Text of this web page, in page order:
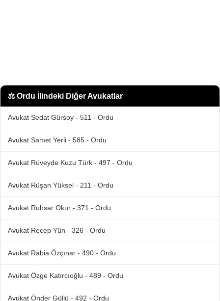
⚖️ Ordu İlindeki Diğer Avukatlar
Avukat Sedat Gürsoy - 511 - Ordu
Avukat Samet Yerli - 585 - Ordu
Avukat Rüveyde Kuzu Türk - 497 - Ordu
Avukat Rüşan Yüksel - 211 - Ordu
Avukat Ruhsar Okur - 371 - Ordu
Avukat Recep Yün - 326 - Ordu
Avukat Rabia Özçınar - 490 - Ordu
Avukat Özge Katırcıoğlu - 489 - Ordu
Avukat Önder Güllü - 492 - Ordu